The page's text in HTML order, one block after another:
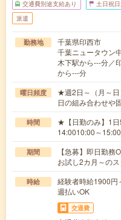
交通費別途支給あり 土日祝
派遣
勤務地
千葉県印西市
千葉ニュータウン
木下駅から---分／
から---分
曜日頻度
★週2日～（月～
日の組み合わせや
時間
★【日勤のみ】1
14:0010:00～
期間
【急募】即日勤
お試し2カ月～のス
時給
経験者時給1900
週払いOK
交通費